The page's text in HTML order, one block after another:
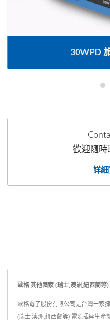
30WPD
歡迎隨時
詳
歐格 其他國家 (瑞士,澳洲,紐西蘭等
歐格電子股份有限公司是台灣一家
(瑞士,澳洲,紐西蘭等) 電源插座生產